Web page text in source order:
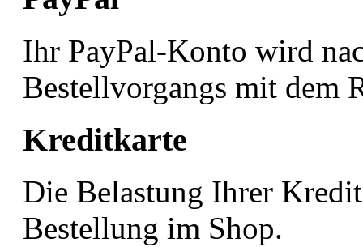
Ihr PayPal-Konto wird
Bestellvorgangs mit dem
Kreditkarte
Die Belastung Ihrer
Bestellung im Shop.